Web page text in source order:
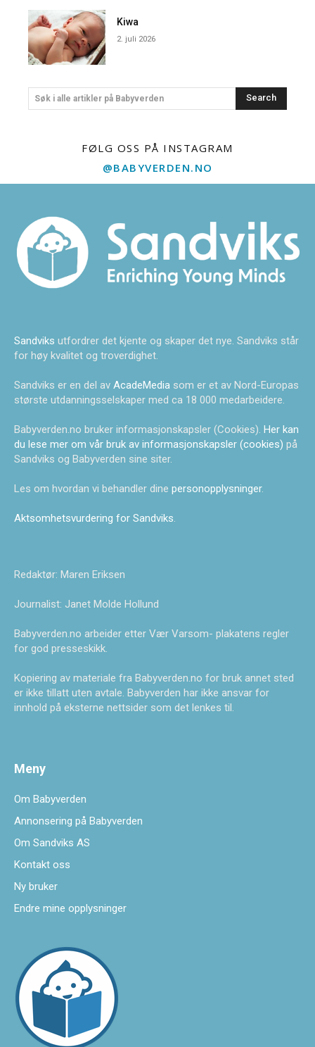
Kiwa
2. juli 2026
Søk i alle artikler på Babyverden Search
FØLG OSS PÅ INSTAGRAM
@BABYVERDEN.NO
Sandviks utfordrer det kjente og skaper det nye. Sandviks står
for høy kvalitet og troverdighet.
Sandviks er en del av AcadeMedia som er et av Nord-Europas
største utdanningsselskaper med ca 18 000 medarbeidere.
Babyverden.no bruker informasjonskapsler (Cookies). Her kan
du lese mer om vår bruk av informasjonskapsler (cookies) på
Sandviks og Babyverden sine siter.
Les om hvordan vi behandler dine personopplysninger.
Aktsomhetsvurdering for Sandviks.
Redaktør: Maren Eriksen
Journalist: Janet Molde Hollund
Babyverden.no arbeider etter Vær Varsom- plakatens regler
for god presseskikk.
Kopiering av materiale fra Babyverden.no for bruk annet sted
er ikke tillatt uten avtale. Babyverden har ikke ansvar for
innhold på eksterne nettsider som det lenkes til.
Meny
Om Babyverden
Annonsering på Babyverden
Om Sandviks AS
Kontakt oss
Ny bruker
Endre mine opplysninger